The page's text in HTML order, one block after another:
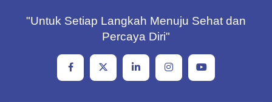
"Untuk Setiap Langkah Menuju Sehat dan
Percaya Diri"